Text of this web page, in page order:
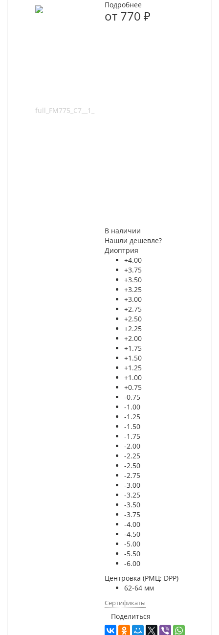
Подробнее
от 770 ₽
В наличии
Нашли дешевле?
Диоптрия
+4.00
+3.75
+3.50
+3.25
+3.00
+2.75
+2.50
+2.25
+2.00
+1.75
+1.50
+1.25
+1.00
+0.75
-0.75
-1.00
-1.25
-1.50
-1.75
-2.00
-2.25
-2.50
-2.75
-3.00
-3.25
-3.50
-3.75
-4.00
-4.50
-5.00
-5.50
-6.00
Центровка (РМЦ; DPP)
62-64 мм
Сертификаты
Поделиться